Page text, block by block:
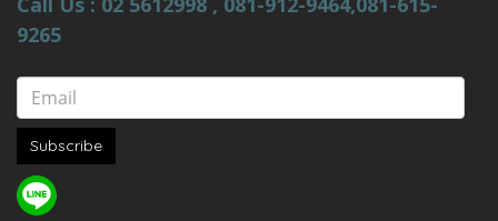
9265
Subscribe